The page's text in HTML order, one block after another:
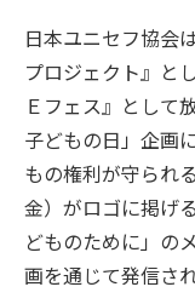
日本ユニセフ協会
プロジェクト』と
Ｅフェス』として
子どもの日」企画
もの権利が守られ
金）がロゴに掲げ
どものために」の
画を通じて発信され